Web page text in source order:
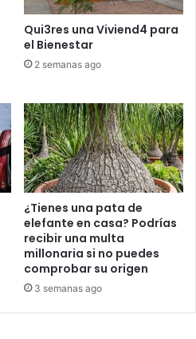
Qui3res una Viviend4 para
el Bienestar
2 semanas ago
¿Tienes una pata de
elefante en casa? Podrías
recibir una multa
millonaria si no puedes
comprobar su origen
3 semanas ago